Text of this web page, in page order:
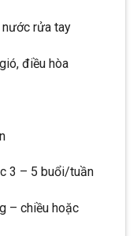
rửa tay
điều hòa
3 – 5 buổi/tuần
– chiều hoặc